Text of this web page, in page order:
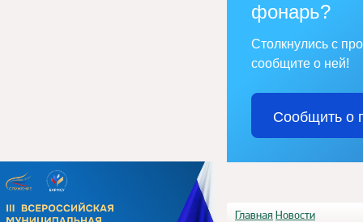
фонарь?
Столкнулись с
сообщите о ней!
Сообщить о
Главная Новости